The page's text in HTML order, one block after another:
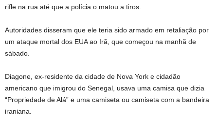
rifle na rua até que a polícia o matou a tiros.
Autoridades disseram que ele teria sido armado em retaliação por
um ataque mortal dos EUA ao Irã, que começou na manhã de
sábado.
Diagone, ex-residente da cidade de Nova York e cidadão
americano que imigrou do Senegal, usava uma camisa que dizia
“Propriedade de Alá” e uma camiseta ou camiseta com a bandeira
iraniana.